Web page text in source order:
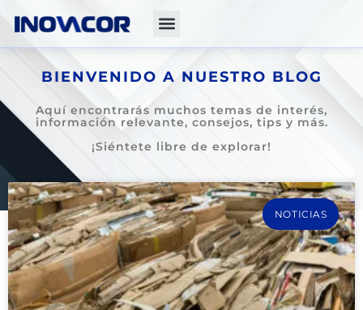
BIENVENIDO A NUESTRO BLOG
Aquí encontrarás muchos temas de interés,
información relevante, consejos, tips y más.
¡Siéntete libre de explorar!
NOTICIAS